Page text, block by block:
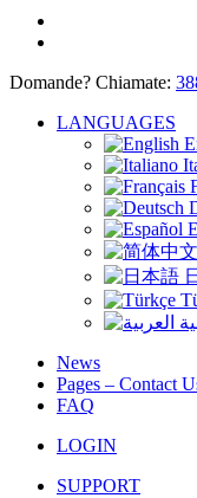
Domande? Chiamate:
LANGUAGES
News
Pages – Contact
FAQ
LOGIN
SUPPORT